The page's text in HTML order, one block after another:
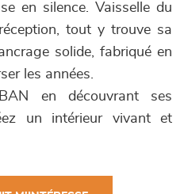
en silence. Vaisselle du
tout y trouve sa
solide, fabriqué en
les années.
en découvrant ses
un intérieur vivant et